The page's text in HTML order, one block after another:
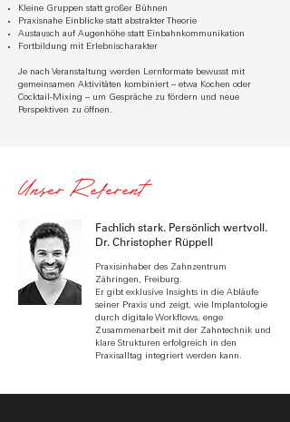
Kleine Gruppen statt großer Bühnen
Praxisnahe Einblicke statt abstrakter Theorie
Austausch auf Augenhöhe statt Einbahnkommunikation
Fortbildung mit Erlebnischarakter
Je nach Veranstaltung werden Lernformate bewusst mit
gemeinsamen Aktivitäten kombiniert – etwa Kochen oder
Cocktail-Mixing – um Gespräche zu fördern und neue
Perspektiven zu öffnen.
Unser Referent
Fachlich stark. Persönlich wertvoll.
Dr. Christopher Rüppell
Praxisinhaber des Zahnzentrum
Zähringen, Freiburg.
Er gibt exklusive Insights in die Abläufe
seiner Praxis und zeigt, wie Implantologie
durch digitale Workflows, enge
Zusammenarbeit mit der Zahntechnik und
klare Strukturen erfolgreich in den
Praxisalltag integriert werden kann.